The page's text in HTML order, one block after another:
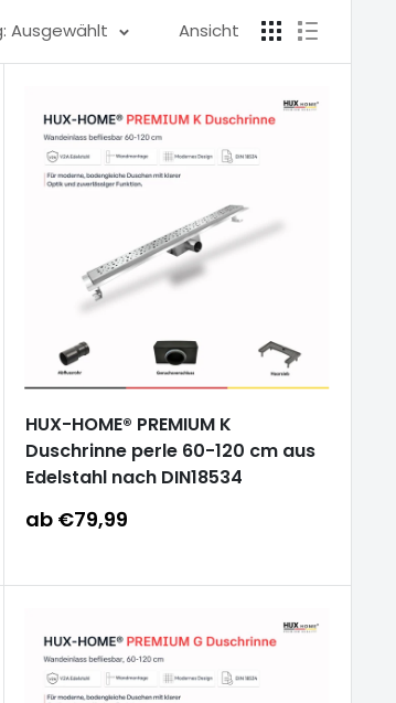
Ausgewählt Ansicht
HUX-HOME® PREMIUM K
Duschrinne perle 60-120 cm aus
Edelstahl nach DIN18534
Sonderpreis
ab €79,99